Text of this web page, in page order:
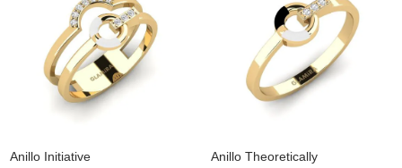
Anillo Initiative Anillo Theoretically